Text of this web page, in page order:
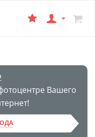
Вашего